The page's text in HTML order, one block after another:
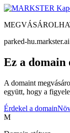
parked-hu.markster.ai
Ez a domain
A domaint
együtt, hogy a
Érdekel a domain
M